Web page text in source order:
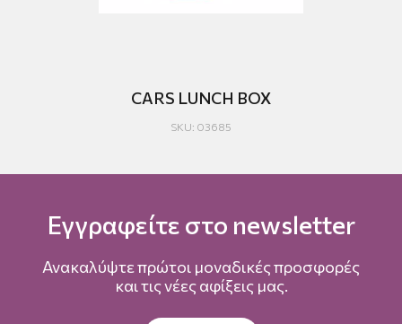
CARS LUNCH BOX
SKU: 03685
Εγγραφείτε στο newsletter
Ανακαλύψτε πρώτοι μοναδικές προσφορές
και τις νέες αφίξεις μας.